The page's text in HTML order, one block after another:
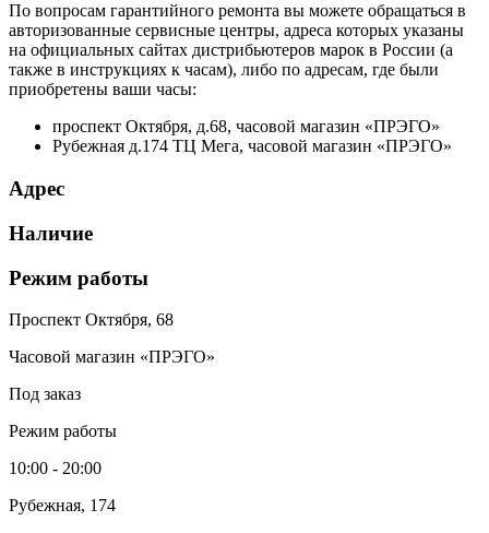
По вопросам гарантийного ремонта вы можете обращаться в
авторизованные сервисные центры, адреса которых указаны
на официальных сайтах дистрибьютеров марок в России (а
также в инструкциях к часам), либо по адресам, где были
приобретены ваши часы:
проспект Октября, д.68, часовой магазин «ПРЭГО»
Рубежная д.174 ТЦ Мега, часовой магазин «ПРЭГО»
Адрес
Наличие
Режим работы
Проспект Октября, 68
Часовой магазин «ПРЭГО»
Под заказ
Режим работы
10:00 - 20:00
Рубежная, 174